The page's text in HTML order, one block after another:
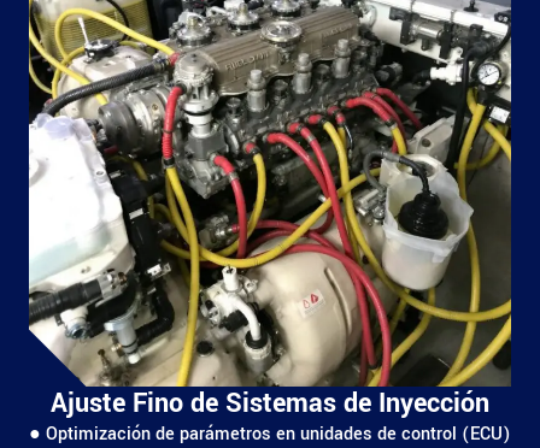
Ajuste Fino de Sistemas de Inyección
● Optimización de parámetros en unidades de control (ECU)